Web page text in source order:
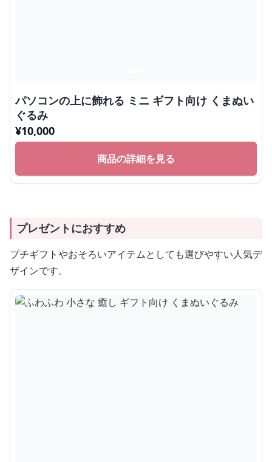
パソコンの上に飾れる ミニ ギフト向け くまぬい
ぐるみ
¥10,000
商品の詳細を見る
プレゼントにおすすめ
プチギフトやおそろいアイテムとしても選びやすい人気デ
ザインです。